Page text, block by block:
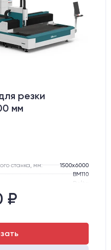
резки
мм
станка, мм:
1500х6000
BM110
Delta
₽